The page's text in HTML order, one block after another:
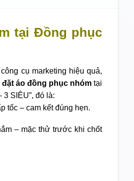
tại Đồng phục
cụ marketing hiệu quả,
đặt áo đồng phục nhóm tại
SIÊU”, đó là:
tốc – cam kết đúng hẹn.
– mặc thử trước khi chốt